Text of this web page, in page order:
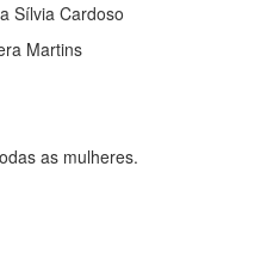
Sílvia Cardoso
Martins
as mulheres.